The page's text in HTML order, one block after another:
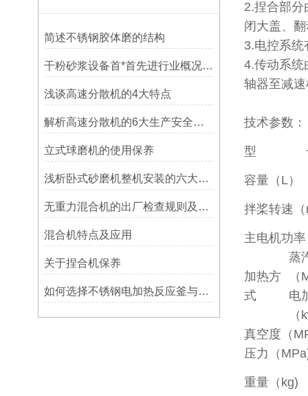
简述不锈钢胶体磨的结构
干粉砂浆设备首*首先进行业概况、生产设备流程
浅谈高速分散机的4大特点
解析高速分散机的6大生产安全注意事项
立式球磨机的使用保养
浅析卧式砂磨机整机安装的六大要点
无重力混合机的出厂检查规则及操作维护
混合机特点及应用
关于捏合机保养
如何选择不锈钢电加热反应釜与蒸汽加热反应釜
2.捏合部
闭大盖、
3.电控系
4.传动系统
轴器至减
技术参数：
型
容量（L）
拌桨转速
主电机功
加热方
式
蒸
电
（
真空度（
压力（
重量（kg)